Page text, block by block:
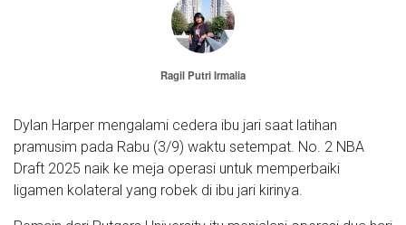
Ragil Putri Irmalia
Dylan Harper mengalami cedera ibu jari saat latihan
pramusim pada Rabu (3/9) waktu setempat. No. 2 NBA
Draft 2025 naik ke meja operasi untuk memperbaiki
ligamen kolateral yang robek di ibu jari kirinya.